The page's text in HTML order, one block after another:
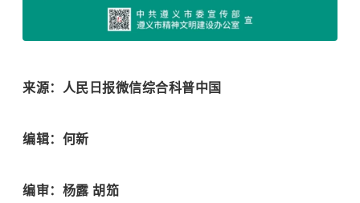
来源：人民日报微信综合科普中国
编辑：何新
编审：杨露 胡笳